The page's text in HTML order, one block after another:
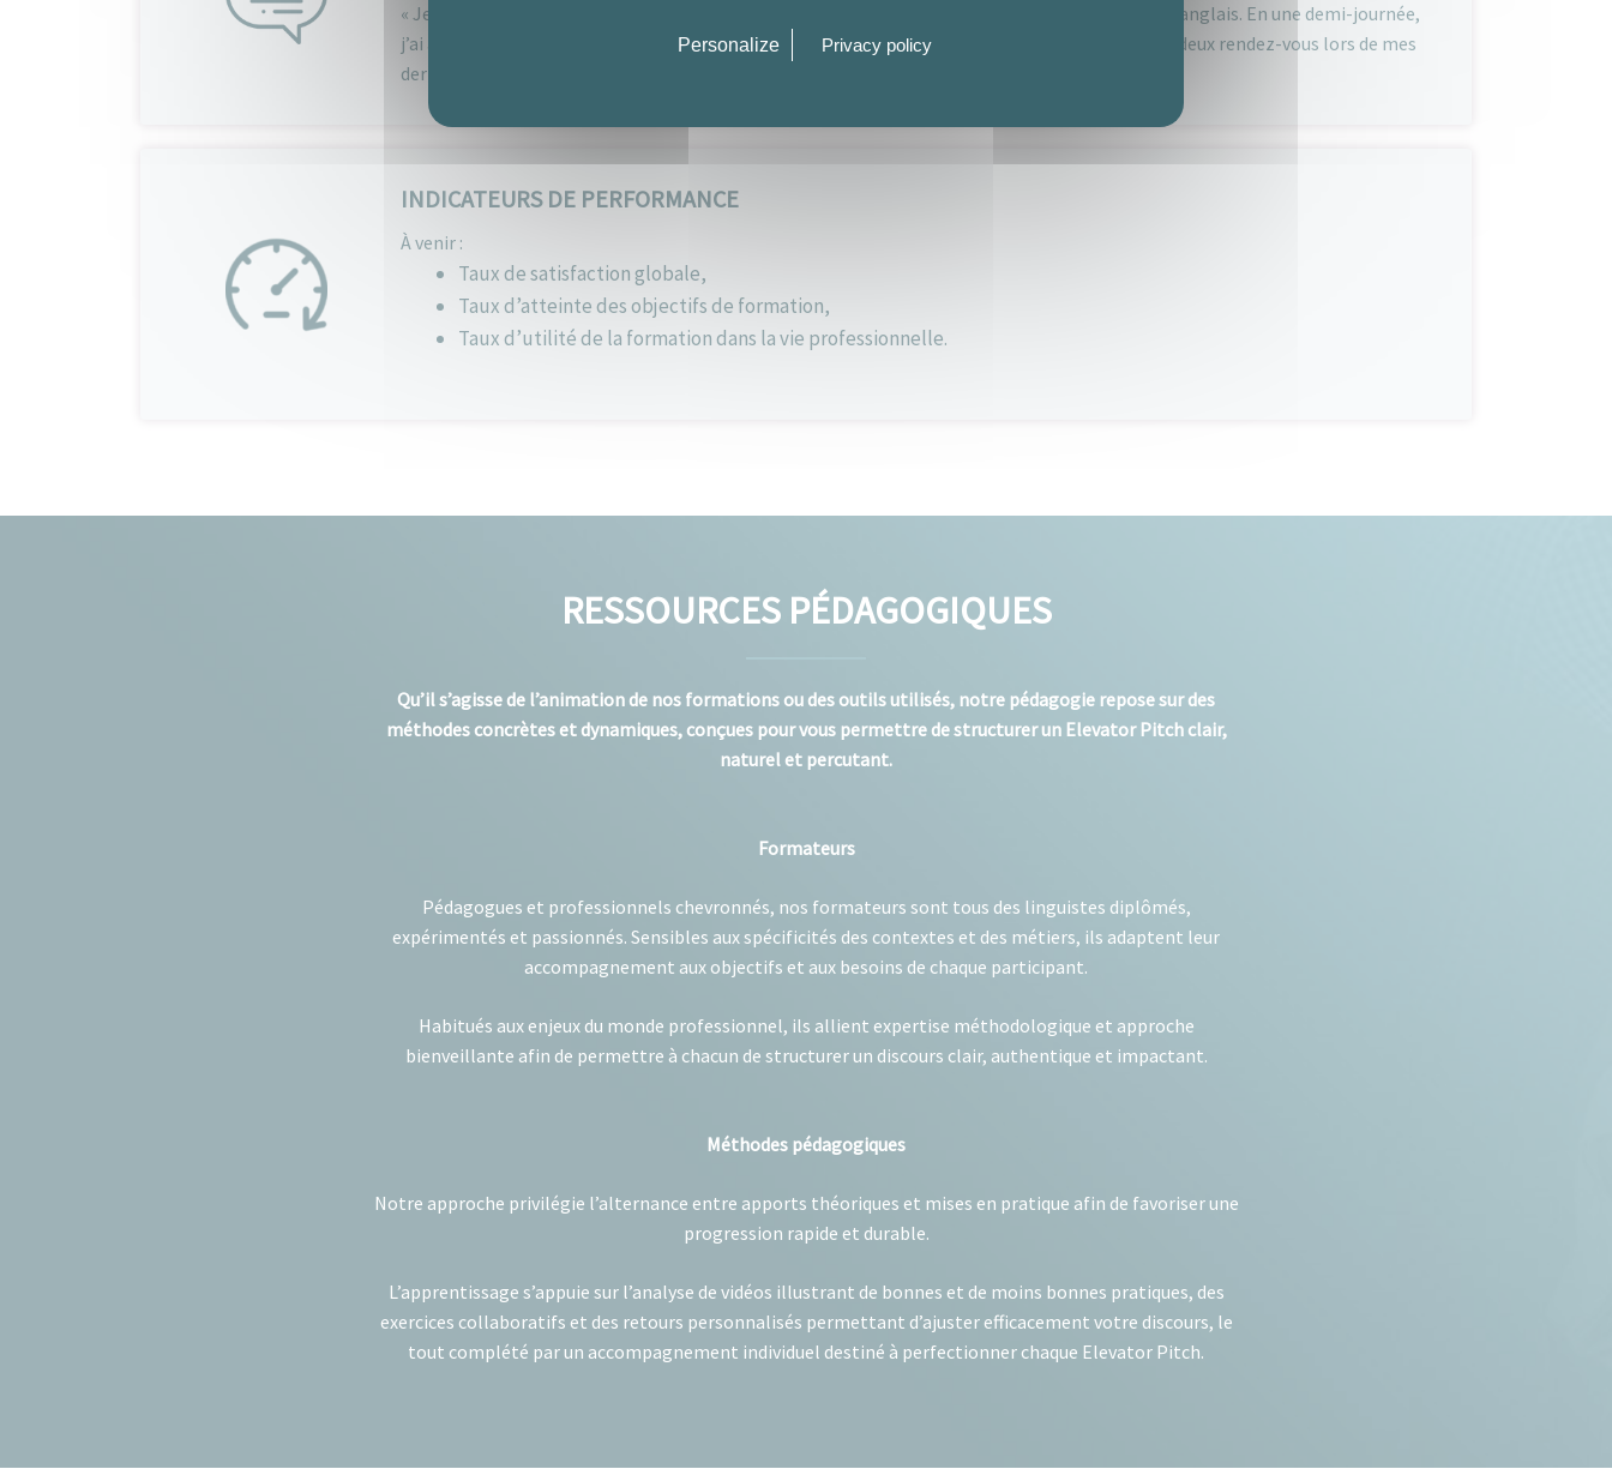
« Je participe souvent à des événements internationaux, mais mon pitch manquait de clarté en anglais. En une demi-journée,
j’ai appris à aller droit au but et à capter l’attention de mon audience. Résultat : j’ai déjà obtenu deux rendez-vous lors de mes
derniers événements de networking ! »
INDICATEURS DE PERFORMANCE
À venir :
Taux de satisfaction globale,
Taux d’atteinte des objectifs de formation,
Taux d’utilité de la formation dans la vie professionnelle.
RESSOURCES PÉDAGOGIQUES
Qu’il s’agisse de l’animation de nos formations ou des outils utilisés, notre pédagogie repose sur des
méthodes concrètes et dynamiques, conçues pour vous permettre de structurer un Elevator Pitch clair,
naturel et percutant.
Formateurs
Pédagogues et professionnels chevronnés, nos formateurs sont tous des linguistes diplômés,
expérimentés et passionnés. Sensibles aux spécificités des contextes et des métiers, ils adaptent leur
accompagnement aux objectifs et aux besoins de chaque participant.
Habitués aux enjeux du monde professionnel, ils allient expertise méthodologique et approche
bienveillante afin de permettre à chacun de structurer un discours clair, authentique et impactant.
Méthodes pédagogiques
Notre approche privilégie l’alternance entre apports théoriques et mises en pratique afin de favoriser une
progression rapide et durable.
L’apprentissage s’appuie sur l’analyse de vidéos illustrant de bonnes et de moins bonnes pratiques, des
exercices collaboratifs et des retours personnalisés permettant d’ajuster efficacement votre discours, le
tout complété par un accompagnement individuel destiné à perfectionner chaque Elevator Pitch.
Personalize Privacy policy